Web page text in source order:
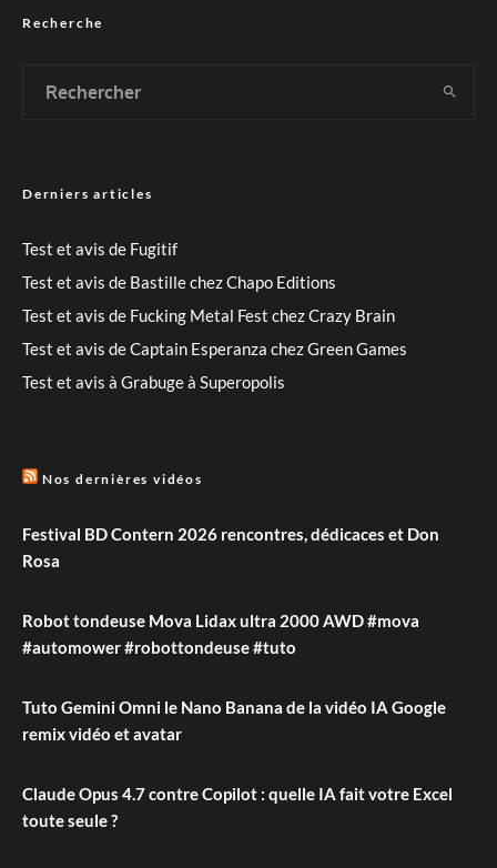
Recherche
Derniers articles
Test et avis de Fugitif
Test et avis de Bastille chez Chapo Editions
Test et avis de Fucking Metal Fest chez Crazy Brain
Test et avis de Captain Esperanza chez Green Games
Test et avis à Grabuge à Superopolis
Nos dernières vidéos
Festival BD Contern 2026 rencontres, dédicaces et Don
Rosa
Robot tondeuse Mova Lidax ultra 2000 AWD #mova
#automower #robottondeuse #tuto
Tuto Gemini Omni le Nano Banana de la vidéo IA Google
remix vidéo et avatar
Claude Opus 4.7 contre Copilot : quelle IA fait votre Excel
toute seule ?